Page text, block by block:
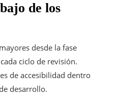
de los
desde la fase
ciclo de revisión.
de accesibilidad dentro
desarrollo.